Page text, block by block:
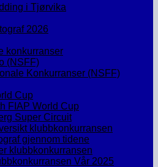
i Tjørvika
2026
konkurranser
(NSFF)
Konkurranser (NSFF)
Cup
FIAP World Cup
Super Circuit
klubbkonkurransen
gjennom tidene
klubbkonkurransen
Vår 2025